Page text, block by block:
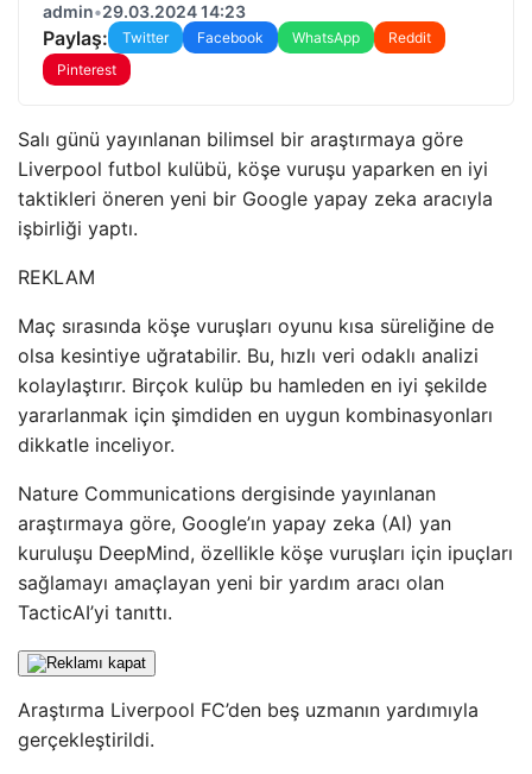
admin•29.03.2024 14:23
Paylaş: Twitter Facebook WhatsApp
Reddit
Pinterest
Salı günü yayınlanan bilimsel bir araştırmaya göre
Liverpool futbol kulübü, köşe vuruşu yaparken en iyi
taktikleri öneren yeni bir Google yapay zeka aracıyla
işbirliği yaptı.
REKLAM
Maç sırasında köşe vuruşları oyunu kısa süreliğine de
olsa kesintiye uğratabilir. Bu, hızlı veri odaklı analizi
kolaylaştırır. Birçok kulüp bu hamleden en iyi şekilde
yararlanmak için şimdiden en uygun kombinasyonları
dikkatle inceliyor.
Nature Communications dergisinde yayınlanan
araştırmaya göre, Google’ın yapay zeka (AI) yan
kuruluşu DeepMind, özellikle köşe vuruşları için ipuçları
sağlamayı amaçlayan yeni bir yardım aracı olan
TacticAI’yi tanıttı.
Araştırma Liverpool FC’den beş uzmanın yardımıyla
gerçekleştirildi.